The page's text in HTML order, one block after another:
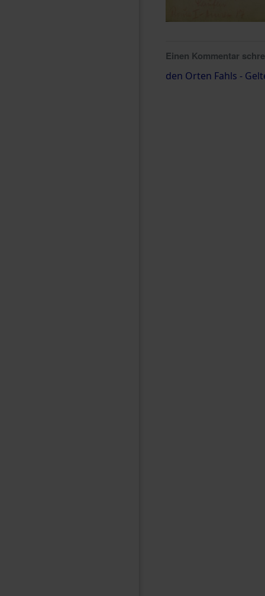
Einen Kommentar
den Orten Fahls -